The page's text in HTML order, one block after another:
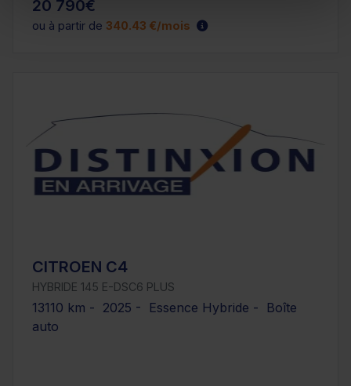
20 790€
ou à partir de 340.43 €/mois
CITROEN C4
HYBRIDE 145 E-DSC6 PLUS
13110 km - 2025 - Essence Hybride - Boîte
auto